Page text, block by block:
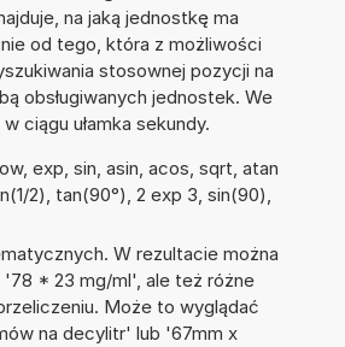
na jaką jednostkę ma
od tego, która z możliwości
stosownej pozycji na
obsługiwanych jednostek. We
ciągu ułamka sekundy.
exp, sin, asin, acos, sqrt, atan
2), tan(90°), 2 exp 3, sin(90),
W rezultacie można
'78 * 23 mg/ml', ale też różne
Może to wyglądać
na decylitr' lub '67mm x